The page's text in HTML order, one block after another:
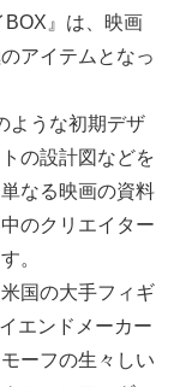
BOX』は、映画
アイテムとなっ
ような初期デザ
の設計図などを
なる映画の資料
のクリエイター
。
国の大手フィギ
エンドメーカー
ーフの生々しい